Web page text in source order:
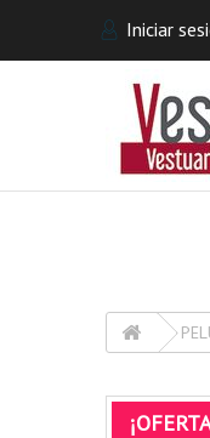
Iniciar